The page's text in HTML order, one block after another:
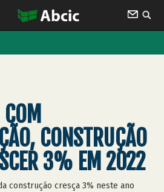
CONSTRUÇÃO
3% EM 2022
construção cresça 3% neste ano